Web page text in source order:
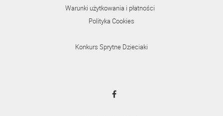
Warunki użytkowania i płatności
Polityka Cookies
Konkurs Sprytne Dzieciaki